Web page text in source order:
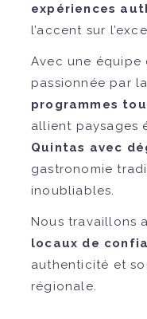
expériences
l’accent sur
Avec une équipe
passionnée par
programmes
allient paysages
Quintas avec
gastronomie
inoubliables.
Nous travaillons
locaux de
authenticité et
régionale.